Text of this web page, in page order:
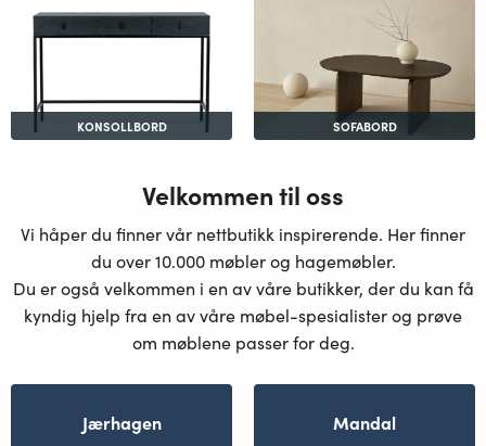
KONSOLLBORD SOFABORD
Velkommen til oss
Vi håper du finner vår nettbutikk inspirerende. Her finner
du over 10.000 møbler og hagemøbler.
Du er også velkommen i en av våre butikker, der du kan få
kyndig hjelp fra en av våre møbel-spesialister og prøve
om møblene passer for deg.
Jærhagen Mandal